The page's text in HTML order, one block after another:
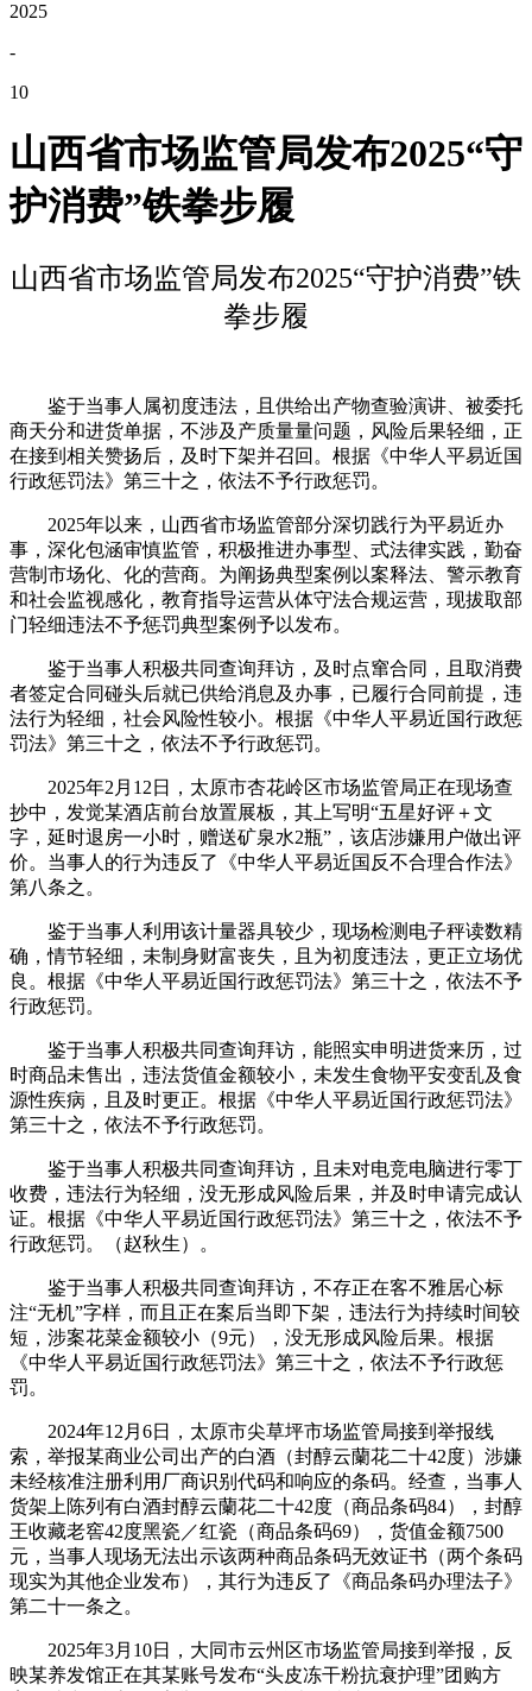
2025
-
10
山西省市场监管局发布2025“守
护消费”铁拳步履
山西省市场监管局发布2025“守护消费”铁
拳步履
鉴于当事人属初度违法，且供给出产物查验演讲、被委托
商天分和进货单据，不涉及产质量量问题，风险后果轻细，正
在接到相关赞扬后，及时下架并召回。根据《中华人平易近国
行政惩罚法》第三十之，依法不予行政惩罚。
2025年以来，山西省市场监管部分深切践行为平易近办
事，深化包涵审慎监管，积极推进办事型、式法律实践，勤奋
营制市场化、化的营商。为阐扬典型案例以案释法、警示教育
和社会监视感化，教育指导运营从体守法合规运营，现拔取部
门轻细违法不予惩罚典型案例予以发布。
鉴于当事人积极共同查询拜访，及时点窜合同，且取消费
者签定合同碰头后就已供给消息及办事，已履行合同前提，违
法行为轻细，社会风险性较小。根据《中华人平易近国行政惩
罚法》第三十之，依法不予行政惩罚。
2025年2月12日，太原市杏花岭区市场监管局正在现场查
抄中，发觉某酒店前台放置展板，其上写明“五星好评＋文
字，延时退房一小时，赠送矿泉水2瓶”，该店涉嫌用户做出评
价。当事人的行为违反了《中华人平易近国反不合理合作法》
第八条之。
鉴于当事人利用该计量器具较少，现场检测电子秤读数精
确，情节轻细，未制身财富丧失，且为初度违法，更正立场优
良。根据《中华人平易近国行政惩罚法》第三十之，依法不予
行政惩罚。
鉴于当事人积极共同查询拜访，能照实申明进货来历，过
时商品未售出，违法货值金额较小，未发生食物平安变乱及食
源性疾病，且及时更正。根据《中华人平易近国行政惩罚法》
第三十之，依法不予行政惩罚。
鉴于当事人积极共同查询拜访，且未对电竞电脑进行零丁
收费，违法行为轻细，没无形成风险后果，并及时申请完成认
证。根据《中华人平易近国行政惩罚法》第三十之，依法不予
行政惩罚。（赵秋生）。
鉴于当事人积极共同查询拜访，不存正在客不雅居心标
注“无机”字样，而且正在案后当即下架，违法行为持续时间较
短，涉案花菜金额较小（9元），没无形成风险后果。根据
《中华人平易近国行政惩罚法》第三十之，依法不予行政惩
罚。
2024年12月6日，太原市尖草坪市场监管局接到举报线
索，举报某商业公司出产的白酒（封醇云蘭花二十42度）涉嫌
未经核准注册利用厂商识别代码和响应的条码。经查，当事人
货架上陈列有白酒封醇云蘭花二十42度（商品条码84），封醇
王收藏老窖42度黑瓷／红瓷（商品条码69），货值金额7500
元，当事人现场无法出示该两种商品条码无效证书（两个条码
现实为其他企业发布），其行为违反了《商品条码办理法子》
第二十一条之。
2025年3月10日，大同市云州区市场监管局接到举报，反
映某养发馆正在其某账号发布“头皮冻干粉抗衰护理”团购方